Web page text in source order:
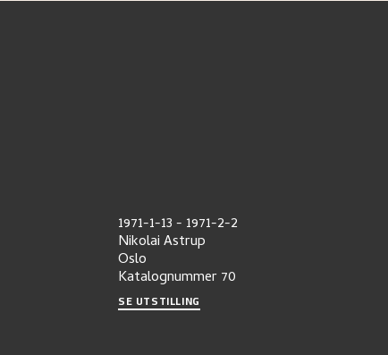
1971-1-13- 1971-2-2
Nikolai Astrup
Oslo
Katalognummer70
SE UTSTILLING